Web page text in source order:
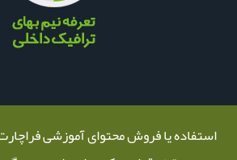
استفاده یا فروش محتوای آموزشی